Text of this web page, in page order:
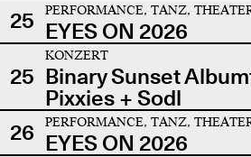
25 PERFORMANCE, TANZ,
EYES ON 2026
25
KONZERT
Binary Sunset
Pixxies + Sodl
26
PERFORMANCE, TANZ,
EYES ON 2026